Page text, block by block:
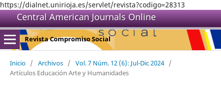
https://dialnet.unirioja.es/servlet/revista?codigo=28313
Central American Journals Online
Revista Compromiso Social
Inicio / Archivos / Vol. 7 Núm. 12 (6): Jul-Dic 2024 /
Artículos Educación Arte y Humanidades